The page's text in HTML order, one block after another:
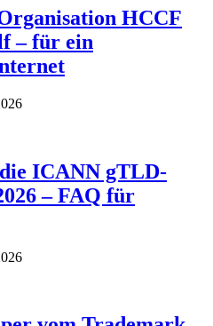
HCCF
– für ein
ICANN gTLD-
– FAQ für